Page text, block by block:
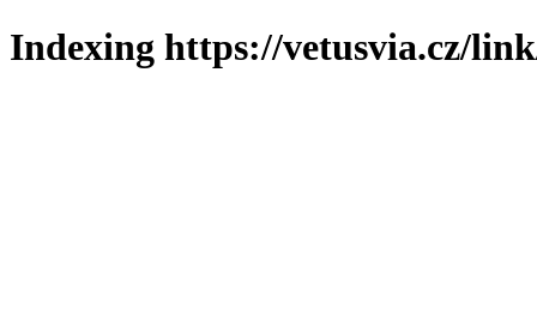
Indexing https://vetusvia.cz/